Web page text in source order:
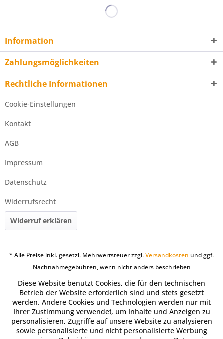
Information
Zahlungsmöglichkeiten
Rechtliche Informationen
Cookie-Einstellungen
Kontakt
AGB
Impressum
Datenschutz
Widerrufsrecht
Widerruf erklären
* Alle Preise inkl. gesetzl. Mehrwertsteuer zzgl.Versandkosten und ggf.
Nachnahmegebühren, wenn nicht anders beschrieben
Diese Website benutzt Cookies, die für den technischen
Betrieb der Website erforderlich sind und stets gesetzt
werden. Andere Cookies und Technologien werden nur mit
Ihrer Zustimmung verwendet, um Inhalte und Anzeigen zu
personalisieren, Zugriffe auf unsere Website zu analysieren
sowie personalisierte und nicht personalisierte Werbung